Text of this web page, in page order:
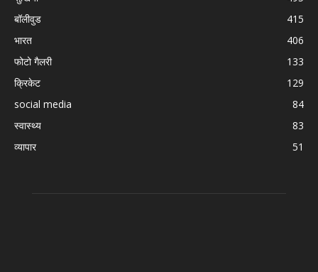
बॉलीवुड
415
भारत
406
फोटो गैलरी
133
क्रिकेट
129
social media
84
स्वास्थ्य
83
व्यापार
51